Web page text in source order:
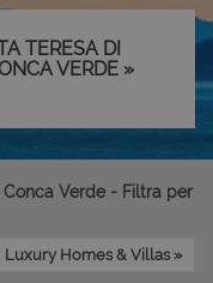
TERESA DI
VERDE »
Verde - Filtra per
Luxury Homes & Villas »